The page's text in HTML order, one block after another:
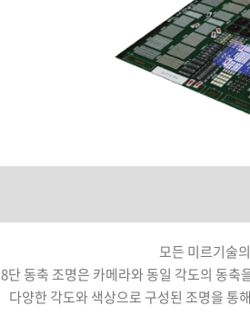
모든 미르기술
8단 동축 조명은 카메라와 동일 각도의 동
다양한 각도와 색상으로 구성된 조명을 통